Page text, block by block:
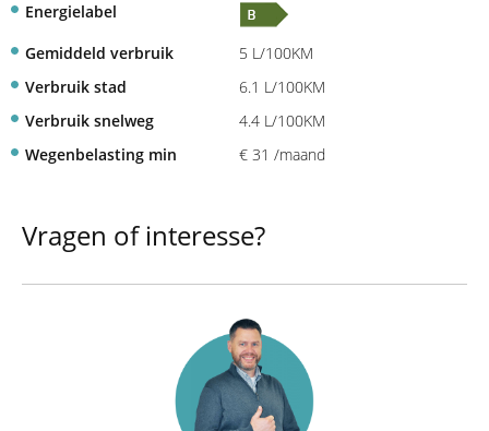
Energielabel
Gemiddeld verbruik
5 L/100KM
Verbruik stad
6.1 L/100KM
Verbruik snelweg
4.4 L/100KM
Wegenbelasting min
€ 31 /maand
Vragen of interesse?